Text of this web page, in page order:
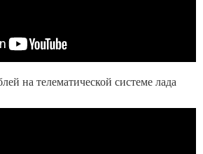
на телематической системе лада